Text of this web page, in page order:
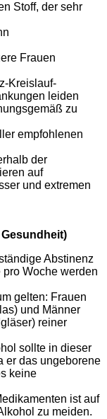
Stoff, der sehr
Frauen
Kreislauf-
leiden
zu
empfohlenen
der
auf
und extremen
Abstinenz
Woche werden
gelten: Frauen
und Männer
reiner
sollte in dieser
er das ungeborene
keine
ist auf
zu meiden.